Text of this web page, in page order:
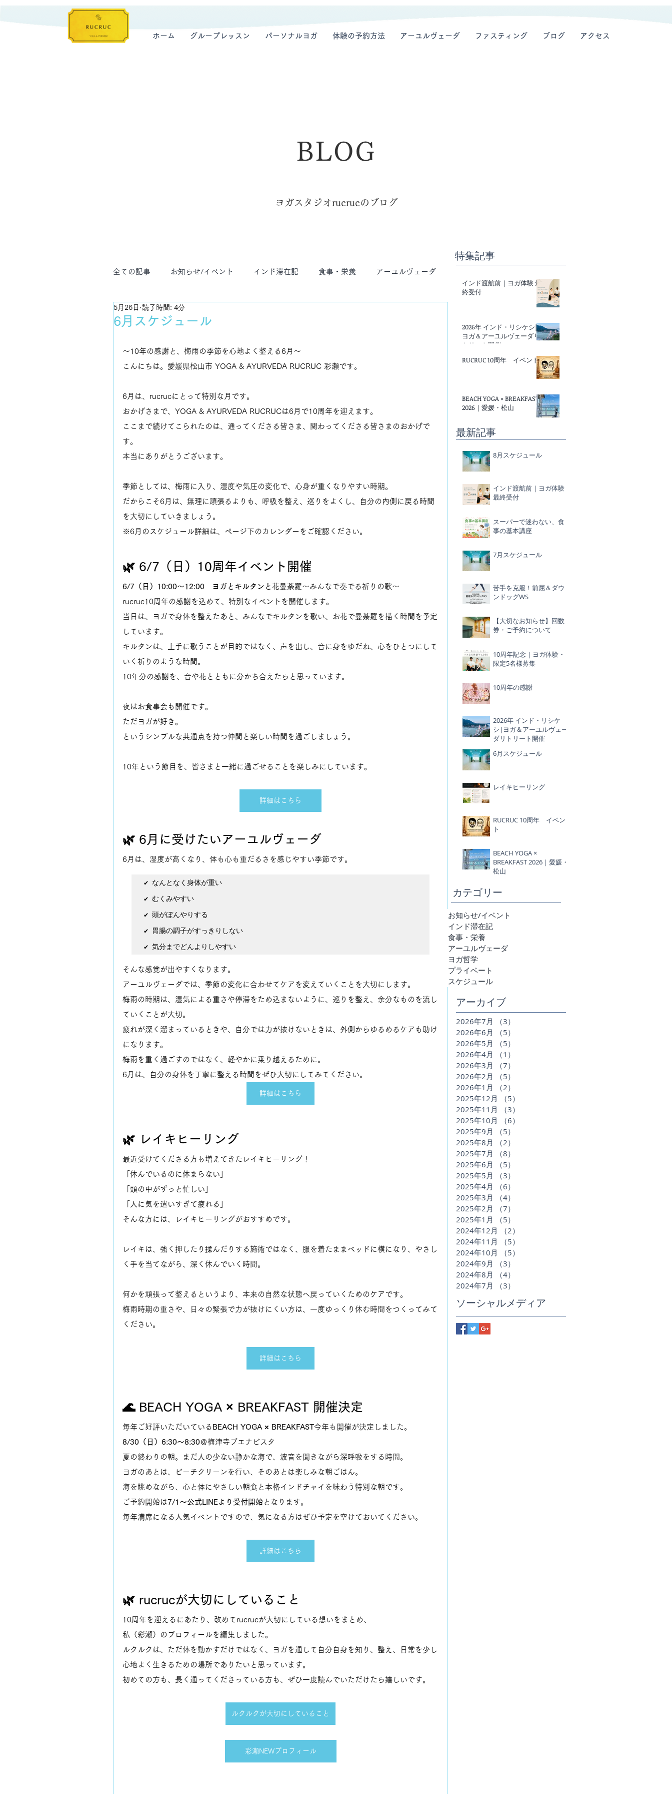
ホーム グループレッスン パーソナルヨガ 体験の予約方法 アーユルヴェーダ ファスティング ブログ アクセス
BLOG
ヨガスタジオrucrucのブログ
全ての記事 お知らせ/イベント インド滞在記 食事・栄養 アーユルヴェーダ
ヨガ哲学 プライベート
6月スケジュール
5月26日 読了時間: 4分
〜10年の感謝と、梅雨の季節を心地よく整える6月〜
こんにちは。愛媛県松山市 YOGA & AYURVEDA RUCRUC 彩瀬です。
6月は、rucrucにとって特別な月です。
おかげさまで、YOGA & AYURVEDA RUCRUCは6月で10周年を迎えます。
ここまで続けてこられたのは、通ってくださる皆さま、関わってくださる皆さまのおかげで
す。
本当にありがとうございます。
季節としては、梅雨に入り、湿度や気圧の変化で、心身が重くなりやすい時期。
だからこそ6月は、無理に頑張るよりも、呼吸を整え、巡りをよくし、自分の内側に戻る時間
を大切にしていきましょう。
※6月のスケジュール詳細は、ページ下のカレンダーをご確認ください。
🌿 6/7（日）10周年イベント開催
6/7（日）10:00〜12:00　ヨガとキルタンと 花曼荼羅〜みんなで奏でる祈りの歌〜
rucruc10周年の感謝を込めて、特別なイベントを開催します。
当日は、ヨガで身体を整えたあと、みんなでキルタンを歌い、お花で曼荼羅を描く時間を予定
しています。
キルタンは、上手に歌うことが目的ではなく、声を出し、音に身をゆだね、心をひとつにして
いく祈りのような時間。
10年分の感謝を、音や花とともに分かち合えたらと思っています。
夜はお食事会も開催です。
ただヨガが好き。
というシンプルな共通点を持つ仲間と楽しい時間を過ごしましょう。
10年という節目を、皆さまと一緒に過ごせることを楽しみにしています。
詳細はこちら
🌿 6月に受けたいアーユルヴェーダ
6月は、湿度が高くなり、体も心も重だるさを感じやすい季節です。
✔ なんとなく身体が重い
✔ むくみやすい
✔ 頭がぼんやりする
✔ 胃腸の調子がすっきりしない
✔ 気分までどんよりしやすい
そんな感覚が出やすくなります。
アーユルヴェーダでは、季節の変化に合わせてケアを変えていくことを大切にします。
梅雨の時期は、湿気による重さや停滞をため込まないように、巡りを整え、余分なものを流し
ていくことが大切。
疲れが深く溜まっているときや、自分では力が抜けないときは、外側からゆるめるケアも助け
になります。
梅雨を重く過ごすのではなく、軽やかに乗り越えるために。
6月は、自分の身体を丁寧に整える時間をぜひ大切にしてみてください。
詳細はこちら
🌿 レイキヒーリング
最近受けてくださる方も増えてきたレイキヒーリング！
「休んでいるのに休まらない」
「頭の中がずっと忙しい」
「人に気を遣いすぎて疲れる」
そんな方には、レイキヒーリングがおすすめです。
レイキは、強く押したり揉んだりする施術ではなく、服を着たままベッドに横になり、やさし
く手を当てながら、深く休んでいく時間。
何かを頑張って整えるというより、本来の自然な状態へ戻っていくためのケアです。
梅雨時期の重さや、日々の緊張で力が抜けにくい方は、一度ゆっくり休む時間をつくってみて
ください。
詳細はこちら
🌊 BEACH YOGA × BREAKFAST 開催決定
毎年ご好評いただいている BEACH YOGA × BREAKFAST今年も開催が決定しました。
8/30（日）6:30〜8:30＠梅津寺ブエナビスタ
夏の終わりの朝。まだ人の少ない静かな海で、波音を聞きながら深呼吸をする時間。
ヨガのあとは、ビーチクリーンを行い、そのあとは楽しみな朝ごはん。
海を眺めながら、心と体にやさしい朝食と本格インドチャイを味わう特別な朝です。
ご予約開始は7/1〜公式LINEより受付開始 となります。
毎年満席になる人気イベントですので、気になる方はぜひ予定を空けておいてください。
詳細はこちら
🌿 rucrucが大切にしていること
10周年を迎えるにあたり、改めてrucrucが大切にしている想いをまとめ、
私（彩瀬）のプロフィールを編集しました。
ルクルクは、ただ体を動かすだけではなく、ヨガを通して自分自身を知り、整え、日常を少し
心地よく生きるための場所でありたいと思っています。
初めての方も、長く通ってくださっている方も、ぜひ一度読んでいただけたら嬉しいです。
ルクルクが大切にしていること
彩瀬NEWプロフィール
特集記事
インド渡航前｜ヨガ体験 最
終受付
2026年 インド・リシケシ|
ヨガ＆アーユルヴェーダリ
トリート開催
RUCRUC 10周年 イベント
BEACH YOGA × BREAKFAST
2026｜愛媛・松山
最新記事
8月スケジュール
インド渡航前｜ヨガ体験
最終受付
スーパーで迷わない、食
事の基本講座
7月スケジュール
苦手を克服！前屈＆ダウ
ンドッグWS
【大切なお知らせ】回数
券・ご予約について
10周年記念｜ヨガ体験・
限定5名様募集
10周年の感謝
2026年 インド・リシケ
シ|ヨガ＆アーユルヴェー
ダリトリート開催
6月スケジュール
レイキヒーリング
RUCRUC 10周年 イベン
ト
BEACH YOGA ×
BREAKFAST 2026｜愛媛・
松山
​カテゴリー
お知らせ/イベント
インド滞在記
食事・栄養
アーユルヴェーダ
ヨガ哲学
プライベート
スケジュール
アーカイブ
2026年7月 （3）
2026年6月
（5）
2026年5月
（5）
2026年4月
（1）
2026年3月
（7）
2026年2月
（5）
2026年1月
（2）
2025年12月
（5）
2025年11月
（3）
2025年10月
（6）
2025年9月
（5）
2025年8月
（2）
2025年7月
（8）
2025年6月
（5）
2025年5月
（3）
2025年4月
（6）
2025年3月
（4）
2025年2月
（7）
2025年1月
（5）
2024年12月
（2）
2024年11月
（5）
2024年10月
（5）
2024年9月
（3）
2024年8月
（4）
2024年7月
（3）
ソーシャルメディア